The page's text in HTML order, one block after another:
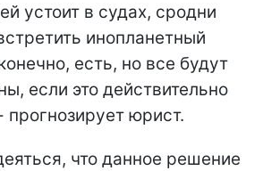
устоит в судах, сродни
инопланетный
есть, но все будут
если это действительно
прогнозирует юрист.
что данное решение